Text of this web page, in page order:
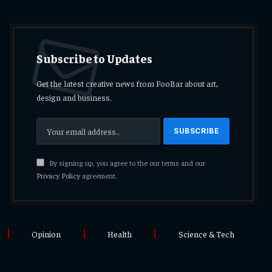
Subscribe to Updates
Get the latest creative news from FooBar about art,
design and business.
By signing up, you agree to the our terms and our
Privacy Policyagreement.
Opinion Health Science & Tech